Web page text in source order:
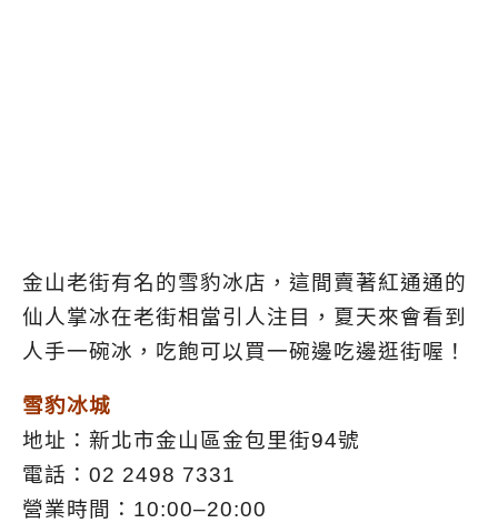
金山老街有名的雪豹冰店，這間賣著紅通通的
仙人掌冰在老街相當引人注目，夏天來會看到
人手一碗冰，吃飽可以買一碗邊吃邊逛街喔！
雪豹冰城
地址：新北市金山區金包里街94號
電話：02 2498 7331
營業時間：10:00–20:00